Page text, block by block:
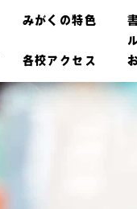
みがくの特色
各校アクセス